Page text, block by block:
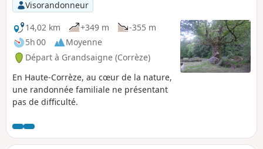
Visorandonneur
14,02 km
+349 m
-355 m
5h 00
Moyenne
Départ à Grandsaigne (Corrèze)
En Haute-Corrèze, au cœur de la nature,
une randonnée familiale ne présentant
pas de difficulté.